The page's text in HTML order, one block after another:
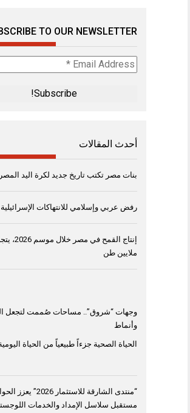
TO OUR NEWSLETTER
Email
Address
أحدث المقالات
بنات مصر تكتب تاريخ جديد لكرة اليد
رفض عربي وإسلامي للانتهاكات الإسرائيلية
ملايين طن
وجهات “شروق”.. مساحات صُممت لتجعل
وأنماط
الحياة الصحية جزءاً طبيعياً من الحياة
“منتدى الشارقة للاستثمار
مستقبل سلاسل الإمداد والخدمات